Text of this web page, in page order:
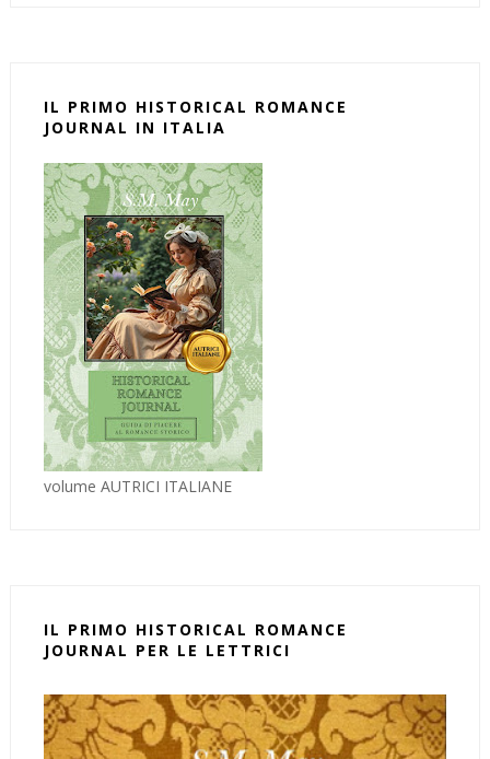
IL PRIMO HISTORICAL ROMANCE
JOURNAL IN ITALIA
volume AUTRICI ITALIANE
IL PRIMO HISTORICAL ROMANCE
JOURNAL PER LE LETTRICI